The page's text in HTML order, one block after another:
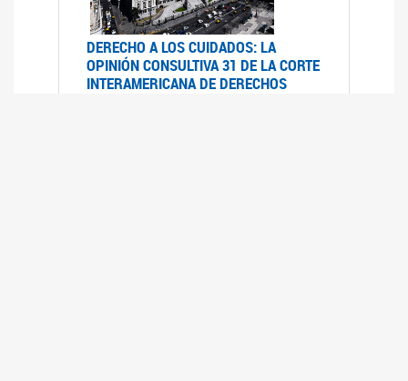
DERECHO A LOS CUIDADOS: LA
OPINIÓN CONSULTIVA 31 DE LA CORTE
INTERAMERICANA DE DERECHOS